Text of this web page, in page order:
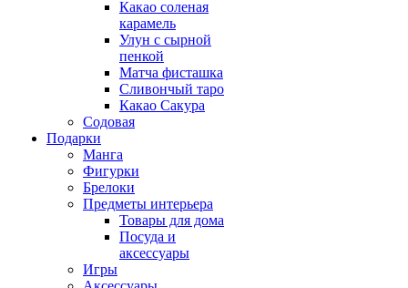
Какао соленая
карамель
Улун с сырной
пенкой
Матча фисташка
Сливончый таро
Какао Сакура
Содовая
Подарки
Манга
Фигурки
Брелоки
Предметы интерьера
Товары для дома
Посуда и
аксессуары
Игры